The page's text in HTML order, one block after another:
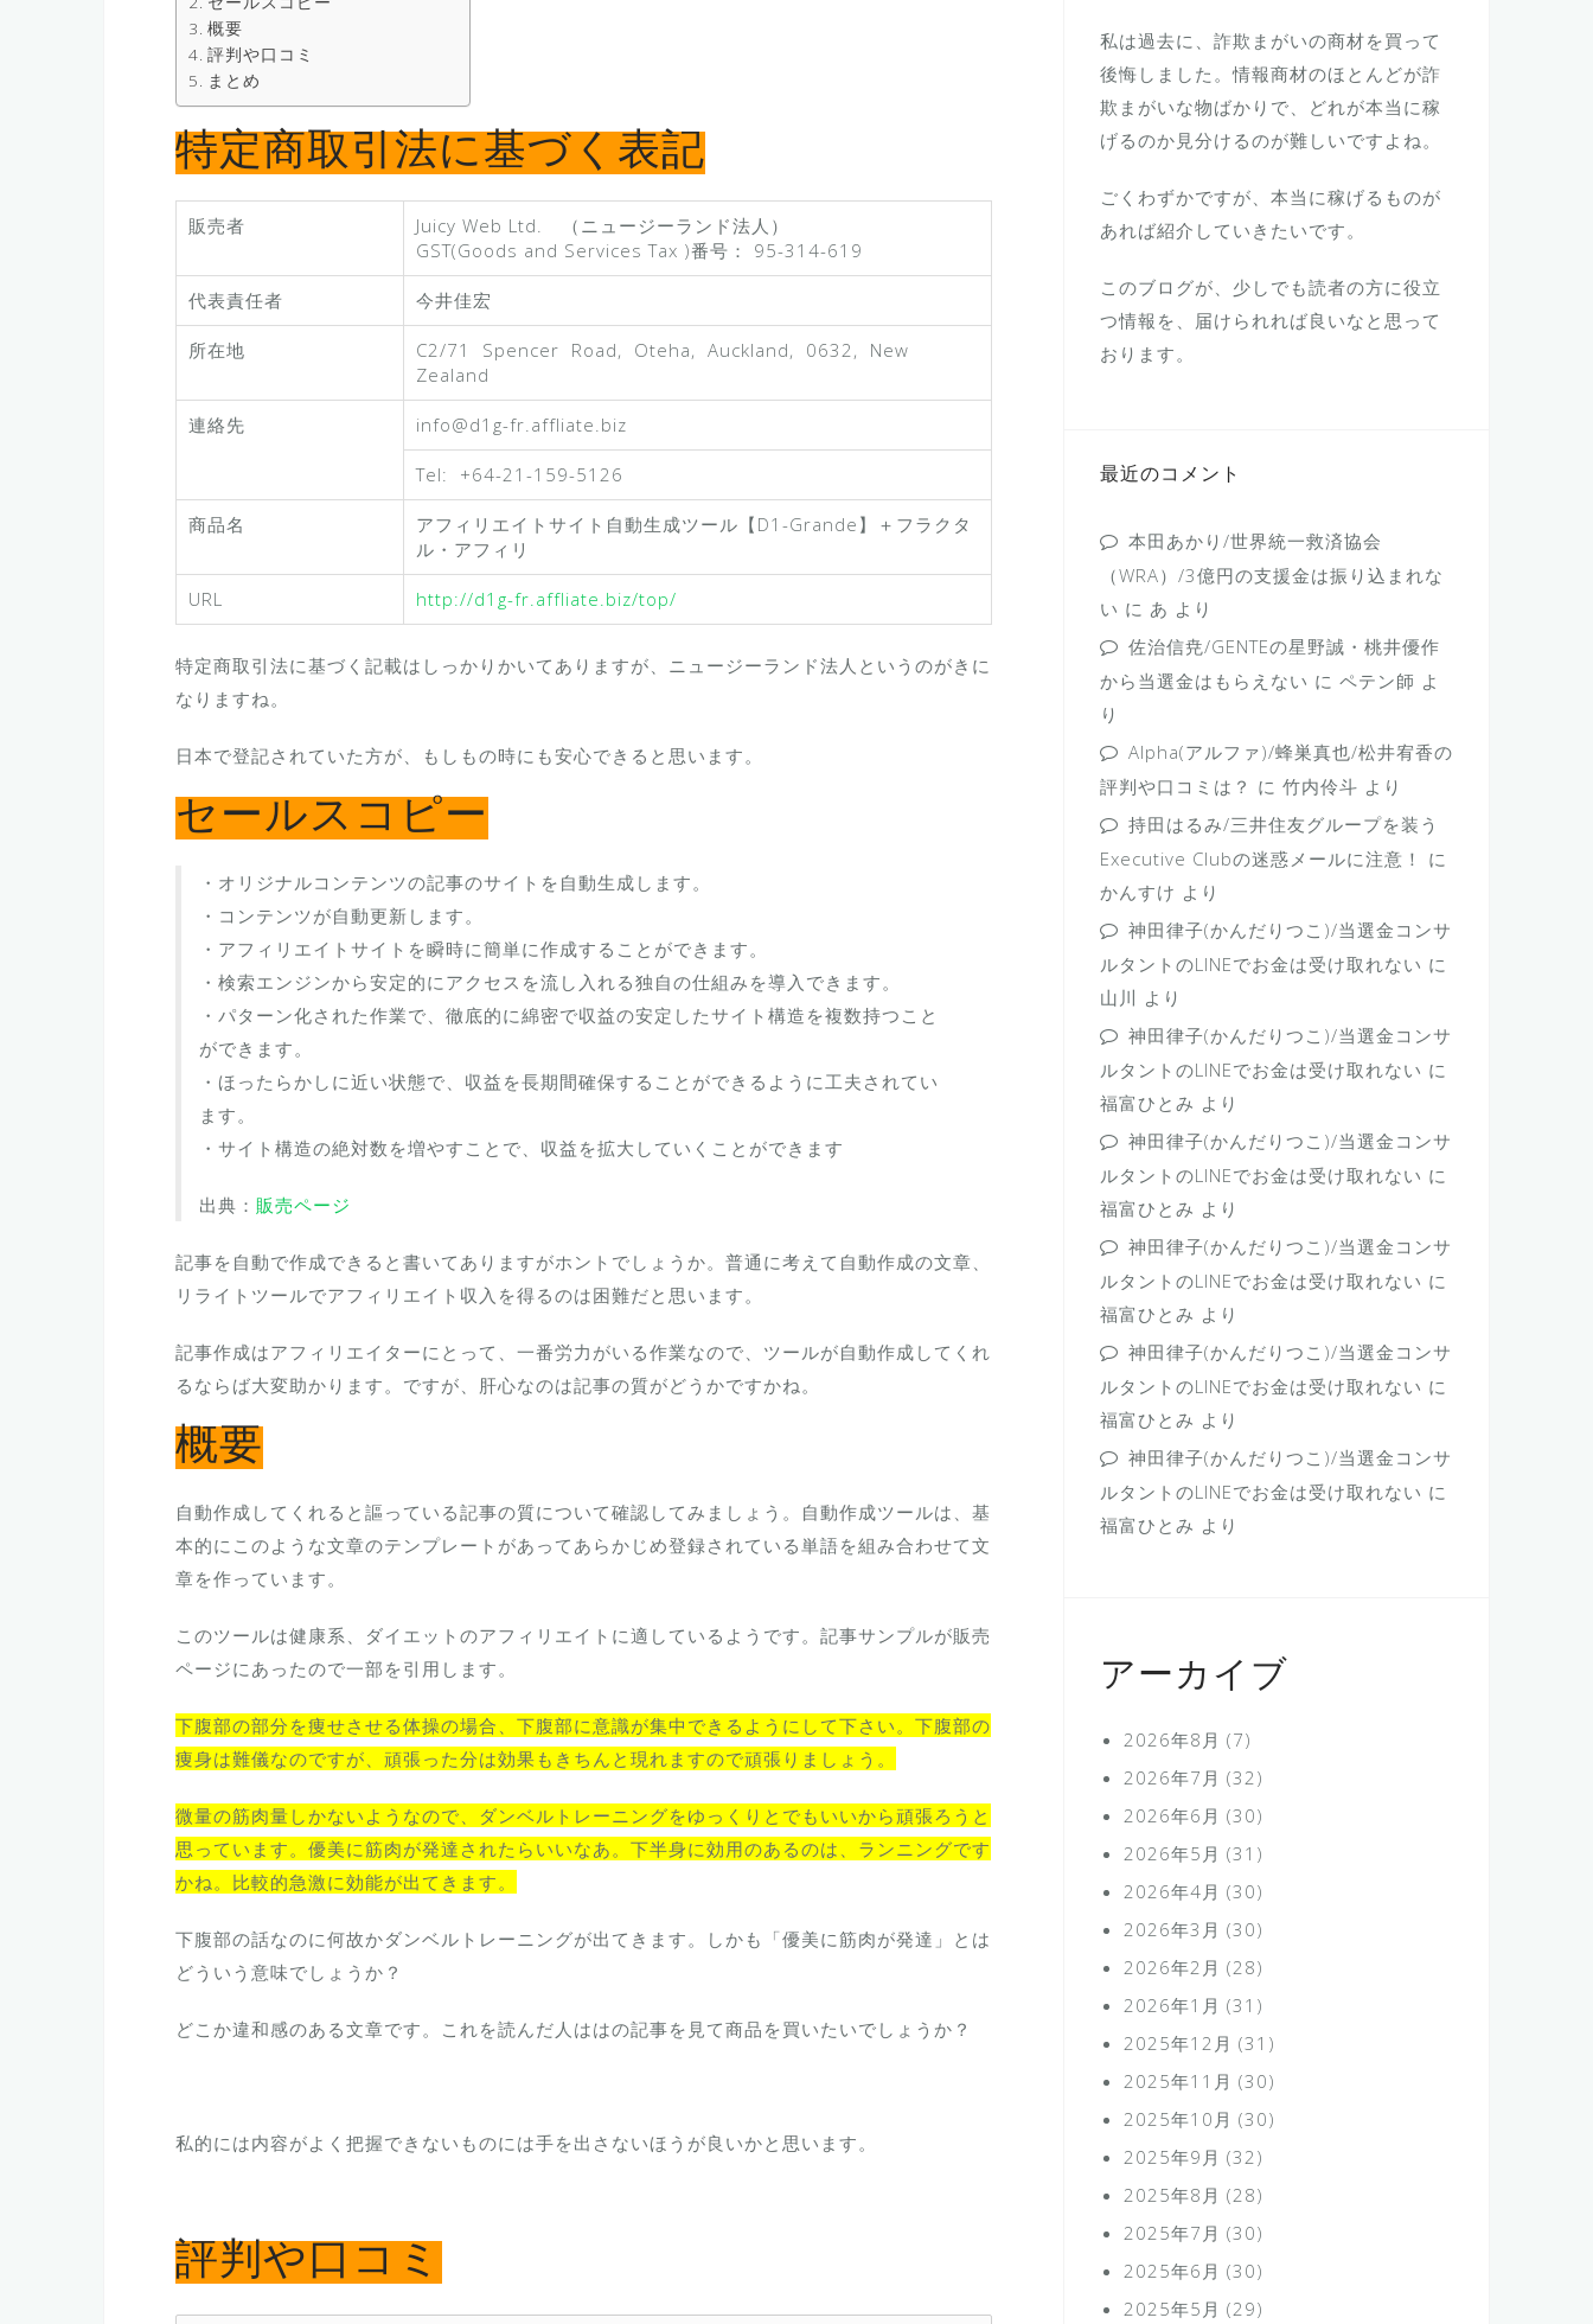
概要
評判や口コミ
まとめ
特定商取引法に基づく表記
販売者
Juicy Web Ltd. （ニュージーランド法人）
GST(Goods and Services Tax )番号： 95-314-619
代表責任者 今井佳宏
所在地
C2/71 Spencer Road, Oteha, Auckland, 0632, New
Zealand
連絡先 info@d1g-fr.affliate.biz
Tel: +64-21-159-5126
商品名
アフィリエイトサイト自動生成ツール【D1-Grande】＋フラクタ
ル・アフィリ
URL http://d1g-fr.affliate.biz/top/
特定商取引法に基づく記載はしっかりかいてありますが、ニュージーランド法人というのがきに
なりますね。
日本で登記されていた方が、もしもの時にも安心できると思います。
セールスコピー
・オリジナルコンテンツの記事のサイトを自動生成します。
・コンテンツが自動更新します。
・アフィリエイトサイトを瞬時に簡単に作成することができます。
・検索エンジンから安定的にアクセスを流し入れる独自の仕組みを導入できます。
・パターン化された作業で、徹底的に綿密で収益の安定したサイト構造を複数持つこと
ができます。
・ほったらかしに近い状態で、収益を長期間確保することができるように工夫されてい
ます。
・サイト構造の絶対数を増やすことで、収益を拡大していくことができます
出典： 販売ページ
記事を自動で作成できると書いてありますがホントでしょうか。普通に考えて自動作成の文章、
リライトツールでアフィリエイト収入を得るのは困難だと思います。
記事作成はアフィリエイターにとって、一番労力がいる作業なので、ツールが自動作成してくれ
るならば大変助かります。ですが、肝心なのは記事の質がどうかですかね。
概要
自動作成してくれると謳っている記事の質について確認してみましょう。自動作成ツールは、基
本的にこのような文章のテンプレートがあってあらかじめ登録されている単語を組み合わせて文
章を作っています。
このツールは健康系、ダイエットのアフィリエイトに適しているようです。記事サンプルが販売
ページにあったので一部を引用します。
下腹部の部分を痩せさせる体操の場合、下腹部に意識が集中できるようにして下さい。下腹部の
痩身は難儀なのですが、頑張った分は効果もきちんと現れますので頑張りましょう。
微量の筋肉量しかないようなので、ダンベルトレーニングをゆっくりとでもいいから頑張ろうと
思っています。優美に筋肉が発達されたらいいなあ。下半身に効用のあるのは、ランニングです
かね。比較的急激に効能が出てきます。
下腹部の話なのに何故かダンベルトレーニングが出てきます。しかも「優美に筋肉が発達」とは
どういう意味でしょうか？
どこか違和感のある文章です。これを読んだ人ははの記事を見て商品を買いたいでしょうか？
私的には内容がよく把握できないものには手を出さないほうが良いかと思います。
評判や口コミ
私は過去に、詐欺まがいの商材を買って
後悔しました。情報商材のほとんどが詐
欺まがいな物ばかりで、どれが本当に稼
げるのか見分けるのが難しいですよね。
ごくわずかですが、本当に稼げるものが
あれば紹介していきたいです。
このブログが、少しでも読者の方に役立
つ情報を、届けられれば良いなと思って
おります。
最近のコメント
本田あかり/世界統一救済協会
（WRA）/3億円の支援金は振り込まれな
い に あ より
佐治信尭/GENTEの星野誠・桃井優作
から当選金はもらえない に ペテン師 よ
り
Alpha(アルファ)/蜂巣真也/松井宥香の
評判や口コミは？ に 竹内伶斗 より
持田はるみ/三井住友グループを装う
Executive Clubの迷惑メールに注意！
に
かんすけ より
神田律子(かんだりつこ)/当選金コンサ
ルタントのLINEでお金は受け取れない に
山川 より
神田律子(かんだりつこ)/当選金コンサ
ルタントのLINEでお金は受け取れない に
福富ひとみ より
神田律子(かんだりつこ)/当選金コンサ
ルタントのLINEでお金は受け取れない に
福富ひとみ より
神田律子(かんだりつこ)/当選金コンサ
ルタントのLINEでお金は受け取れない に
福富ひとみ より
神田律子(かんだりつこ)/当選金コンサ
ルタントのLINEでお金は受け取れない に
福富ひとみ より
神田律子(かんだりつこ)/当選金コンサ
ルタントのLINEでお金は受け取れない に
福富ひとみ より
アーカイブ
2026年8月 (7)
2026年7月 (32)
2026年6月 (30)
2026年5月 (31)
2026年4月 (30)
2026年3月 (30)
2026年2月 (28)
2026年1月 (31)
2025年12月 (31)
2025年11月 (30)
2025年10月 (30)
2025年9月 (32)
2025年8月 (28)
2025年7月 (30)
2025年6月 (30)
2025年5月 (29)